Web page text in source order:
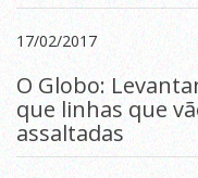
17/02/2017
O Globo:
que linhas que
assaltadas